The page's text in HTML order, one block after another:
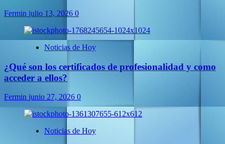
Fermin julio 13, 2026 0
Noticias de Hoy
¿Qué son los certificados de profesionalidad y como
acceder a ellos?
Fermin junio 27, 2026 0
Noticias de Hoy